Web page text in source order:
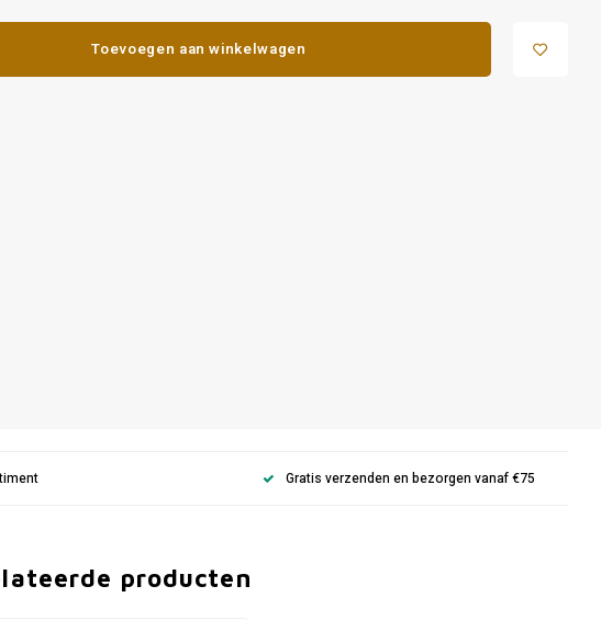
Toevoegen aan winkelwagen
Gratis verzenden en bezorgen vanaf €75
producten